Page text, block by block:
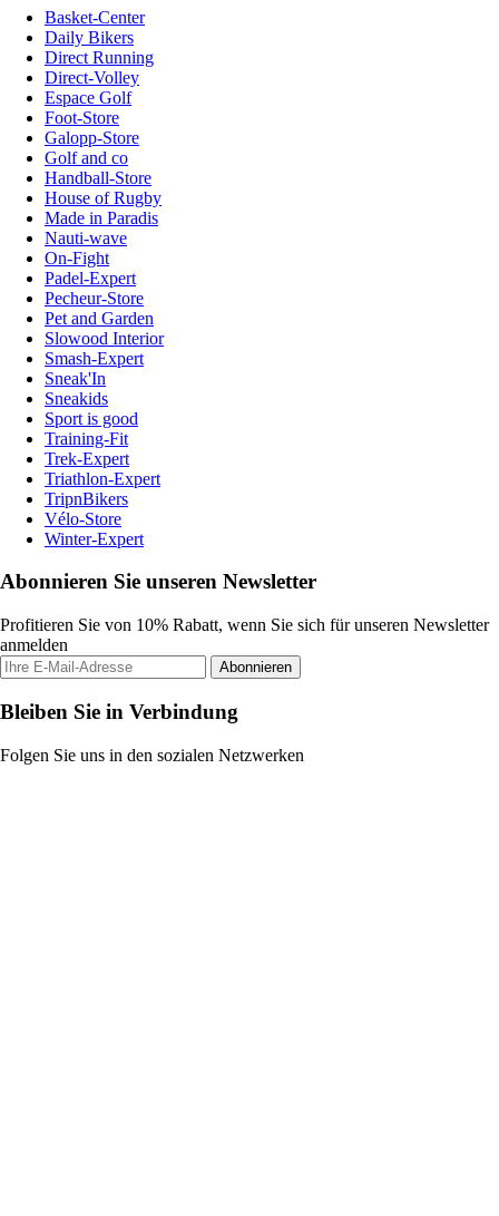
Basket-Center
Daily Bikers
Direct Running
Direct-Volley
Espace Golf
Foot-Store
Galopp-Store
Golf and co
Handball-Store
House of Rugby
Made in Paradis
Nauti-wave
On-Fight
Padel-Expert
Pecheur-Store
Pet and Garden
Slowood Interior
Smash-Expert
Sneak'In
Sneakids
Sport is good
Training-Fit
Trek-Expert
Triathlon-Expert
TripnBikers
Vélo-Store
Winter-Expert
Abonnieren Sie unseren Newsletter
Profitieren Sie von 10% Rabatt, wenn Sie sich für unseren Newsletter
anmelden
Abonnieren
Bleiben Sie in Verbindung
Folgen Sie uns in den sozialen Netzwerken